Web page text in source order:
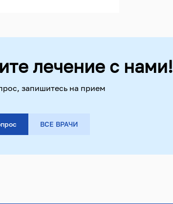
лечение с нами!
запишитесь на прием
ВСЕ ВРАЧИ